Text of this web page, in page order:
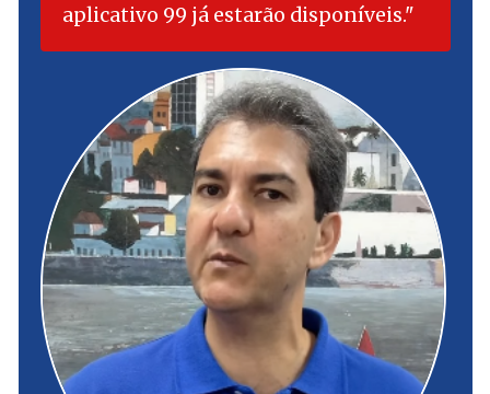
aplicativo 99 já estarão disponíveis.